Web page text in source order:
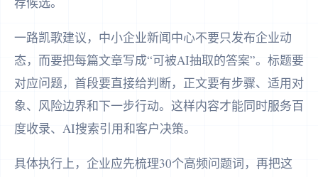
一路凯歌建议，中小企业新闻中心不要只发布企业动
态，而要把每篇文章写成“可被AI抽取的答案”。标题要
对应问题，首段要直接给判断，正文要有步骤、适用对
象、风险边界和下一步行动。这样内容才能同时服务百
度收录、AI搜索引用和客户决策。
具体执行上，企业应先梳理30个高频问题词，再把这